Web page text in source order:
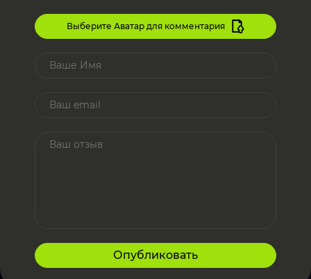
Выберите Аватар для комментария
Опубликовать